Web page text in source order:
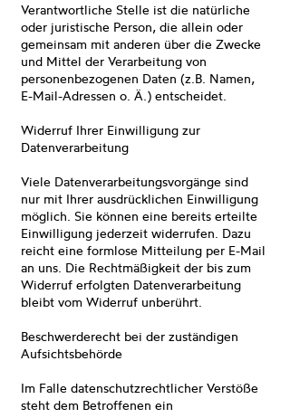
Verantwortliche Stelle ist die natürliche
oder juristische Person, die allein oder
gemeinsam mit anderen über die Zwecke
und Mittel der Verarbeitung von
personenbezogenen Daten (z.B. Namen,
E-Mail-Adressen o. Ä.) entscheidet.
Widerruf Ihrer Einwilligung zur
Datenverarbeitung
Viele Datenverarbeitungsvorgänge sind
nur mit Ihrer ausdrücklichen Einwilligung
möglich. Sie können eine bereits erteilte
Einwilligung jederzeit widerrufen. Dazu
reicht eine formlose Mitteilung per E-Mail
an uns. Die Rechtmäßigkeit der bis zum
Widerruf erfolgten Datenverarbeitung
bleibt vom Widerruf unberührt.
Beschwerderecht bei der zuständigen
Aufsichtsbehörde
Im Falle datenschutzrechtlicher Verstöße
steht dem Betroffenen ein